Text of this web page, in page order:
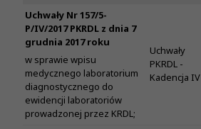
Uchwały Nr 157/5-
P/IV/2017 PKRDL z dnia 7
grudnia 2017 roku
w sprawie wpisu
medycznego laboratorium
diagnostycznego do
ewidencji laboratoriów
prowadzonej przez KRDL;
Uchwały
PKRDL -
Kadencja IV